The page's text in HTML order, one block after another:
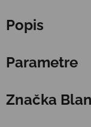
Popis
Parametre
Značka